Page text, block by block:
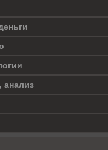
анализ